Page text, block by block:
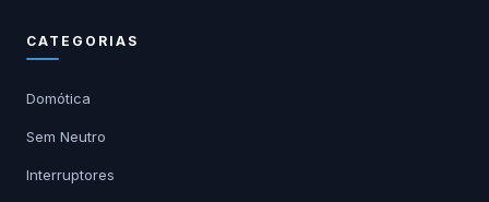
CATEGORIAS
Domótica
Sem Neutro
Interruptores